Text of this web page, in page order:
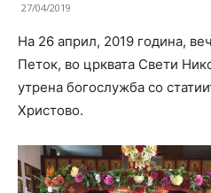
27/04/2019
На 26 април, 2019 година,
Петок, во црквата Свети
утрена богослужба со
Христово.